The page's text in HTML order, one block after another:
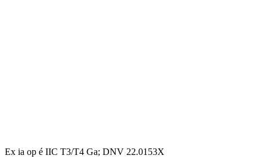
Ex ia op é IIC T3/T4 Ga; DNV 22.0153X